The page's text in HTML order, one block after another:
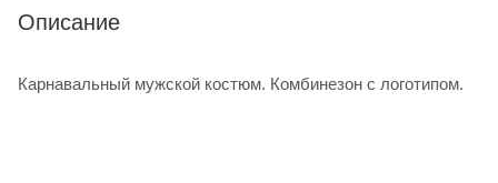
Описание
Карнавальный мужской костюм. Комбинезон с логотипом.